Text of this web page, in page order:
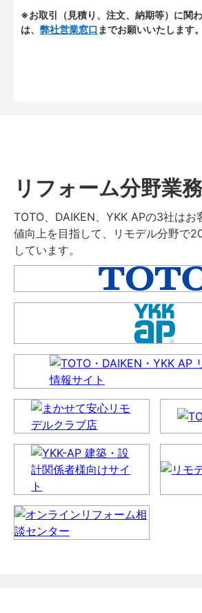
※お取引（見積り、注文、納期等）に関
は、 弊社営業窓口 までお願いいたします。
リフォーム分野業
TOTO、DAIKEN、YKK APの3社はお
値向上を目指して、リモデル分野で
しています。